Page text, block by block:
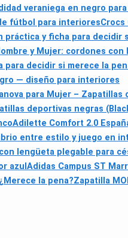
veraniega en negro
fútbol para interioresCrocs
práctica y ficha para decidir
y Mujer: cordones
para decidir si merece la
— diseño para interiores
para Mujer –
deportivas negras
Adilette Comfort 2.0
entre estilo y juego en
lengüeta plegable para
azul Adidas Campus ST
la pena?Zapatilla